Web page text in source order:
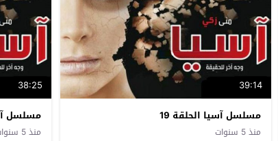
39:14
مسلسل آسيا الحلقة 19
منذ 5 سنوات
38:25
مسلسل
منذ 5 سنوات